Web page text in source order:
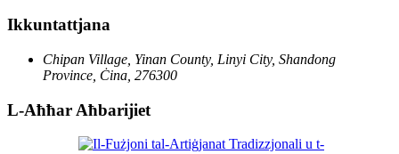
Ikkuntattjana
Chipan Village, Yinan County, Linyi City, Shandong
Province, Ċina, 276300
L-Aħħar Aħbarijiet